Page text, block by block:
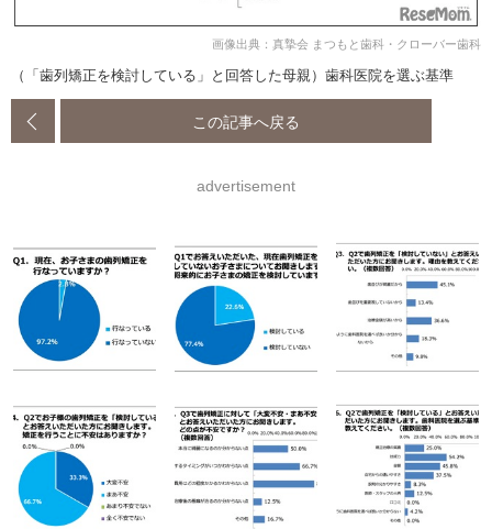
画像出典：真摯会 まつもと歯科・クローバー歯科
（「歯列矯正を検討している」と回答した母親）歯科医院を選ぶ基準
この記事へ戻る
advertisement